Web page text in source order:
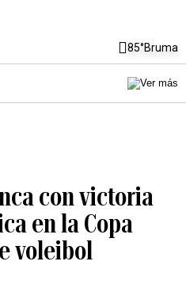
85°Bruma
con victoria
en la Copa
voleibol